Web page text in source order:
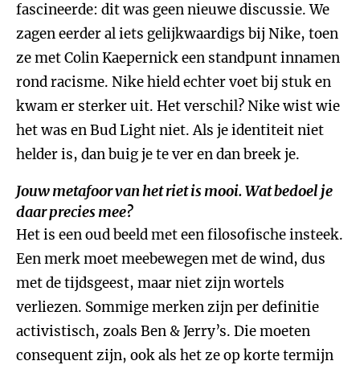
fascineerde: dit was geen nieuwe discussie. We
zagen eerder al iets gelijkwaardigs bij Nike, toen
ze met Colin Kaepernick een standpunt innamen
rond racisme. Nike hield echter voet bij stuk en
kwam er sterker uit. Het verschil? Nike wist wie
het was en Bud Light niet. Als je identiteit niet
helder is, dan buig je te ver en dan breek je.
Jouw metafoor van het riet is mooi. Wat bedoel je
daar precies mee?
Het is een oud beeld met een filosofische insteek.
Een merk moet meebewegen met de wind, dus
met de tijdsgeest, maar niet zijn wortels
verliezen. Sommige merken zijn per definitie
activistisch, zoals Ben & Jerry’s. Die moeten
consequent zijn, ook als het ze op korte termijn